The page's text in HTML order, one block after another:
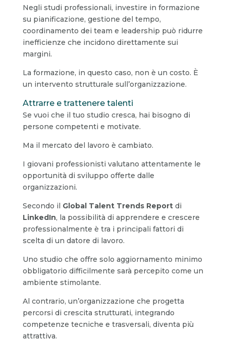
Negli studi professionali, investire in formazione
su pianificazione, gestione del tempo,
coordinamento dei team e leadership può ridurre
inefficienze che incidono direttamente sui
margini.
La formazione, in questo caso, non è un costo. È
un intervento strutturale sull’organizzazione.
Attrarre e trattenere talenti
Se vuoi che il tuo studio cresca, hai bisogno di
persone competenti e motivate.
Ma il mercato del lavoro è cambiato.
I giovani professionisti valutano attentamente le
opportunità di sviluppo offerte dalle
organizzazioni.
Secondo il Global Talent Trends Reportdi
LinkedIn, la possibilità di apprendere e crescere
professionalmente è tra i principali fattori di
scelta di un datore di lavoro.
Uno studio che offre solo aggiornamento minimo
obbligatorio difficilmente sarà percepito come un
ambiente stimolante.
Al contrario, un’organizzazione che progetta
percorsi di crescita strutturati, integrando
competenze tecniche e trasversali, diventa più
attrattiva.